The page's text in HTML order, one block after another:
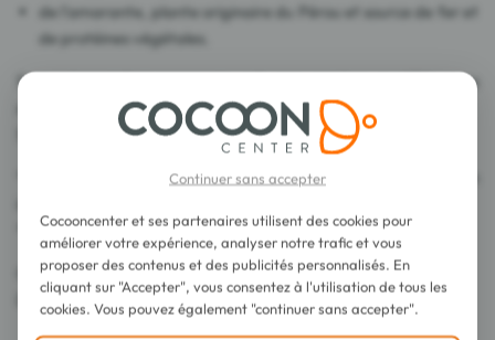
de l'amarante, plante originaire du Pérou et source de fer et
de protéines végétales.
Sans colorants* ni conservateurs*, sans amidons modifiés, sans
sel** ni arômes ajoutés.
*Conformément à la réglementation sur l'alimentation
**Les ingrédients contiennent naturellement du sodium.
Certifié Agriculture Biologique. Contrôle DE-ÖKO-001.
Distribution certifiée par FR-BIO-01.
Continuer sans accepter
Cocooncenter et ses partenaires utilisent des cookies pour
améliorer votre expérience, analyser notre trafic et vous
proposer des contenus et des publicités personnalisés. En
cliquant sur "Accepter", vous consentez à l'utilisation de tous les
cookies. Vous pouvez également "continuer sans accepter".